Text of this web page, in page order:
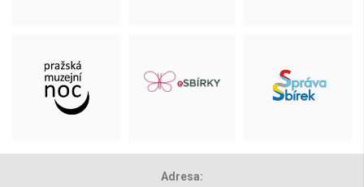
Adresa: